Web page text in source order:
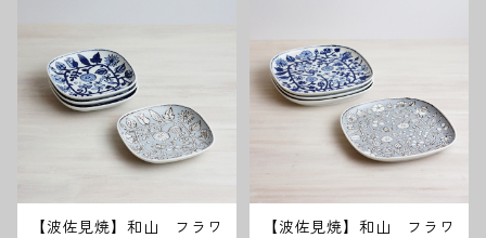
【波佐見焼】和山 フラワ
【波佐見焼】和山 フラワ